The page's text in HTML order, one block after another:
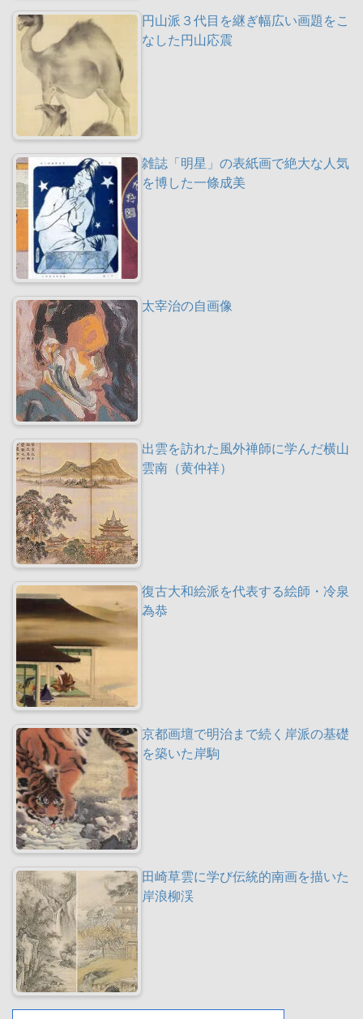
円山派３代目を継ぎ幅広い画題をこ
なした円山応震
雑誌「明星」の表紙画で絶大な人気
を博した一條成美
太宰治の自画像
出雲を訪れた風外禅師に学んだ横山
雲南（黄仲祥）
復古大和絵派を代表する絵師・冷泉
為恭
京都画壇で明治まで続く岸派の基礎
を築いた岸駒
田崎草雲に学び伝統的南画を描いた
岸浪柳渓